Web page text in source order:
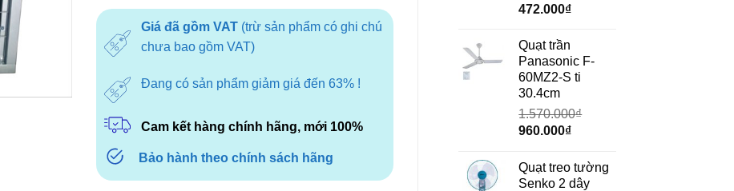
Giá
là:
690.000₫.
472.000₫Giá
là:
472.000₫.
Quạt trần
Panasonic F-
60MZ2-S ti
30.4cm
1.570.000₫
Giá
là:
1.570.000₫.
960.000₫Giá
tại
là:
Quạt treo tường
Senko 2 dây
Giá đã gồm VAT(trừ sản phẩm có ghi chú
chưa bao gồm VAT)
Đang có sản phẩm giảm giá đến 63% !
Cam kết hàng chính hãng, mới 100%
Bảo hành theo chính sách hãng